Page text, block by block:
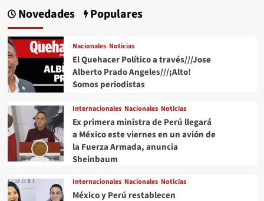
Novedades Populares
Nacionales Noticias
El Quehacer Político a través///Jose
Alberto Prado Angeles///¡Alto!
Somos periodistas
Internacionales Nacionales Noticias
Ex primera ministra de Perú llegará
a México este viernes en un avión de
la Fuerza Armada, anuncia
Sheinbaum
Internacionales Nacionales Noticias
México y Perú restablecen